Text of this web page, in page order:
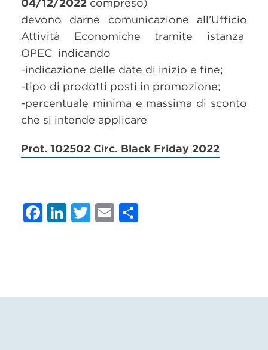
04/12/2022 compreso)
devono darne comunicazione all’Ufficio
Attività Economiche tramite istanza
OPEC indicando
-indicazione delle date di inizio e fine;
-tipo di prodotti posti in promozione;
-percentuale minima e massima di sconto
che si intende applicare
Prot. 102502 Circ. Black Friday 2022
Facebook
LinkedIn
Twitter
Email